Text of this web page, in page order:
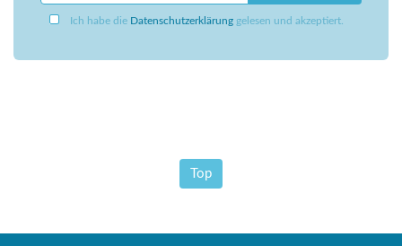
Ich habe die Datenschutzerklärung gelesen und akzeptiert.
Top